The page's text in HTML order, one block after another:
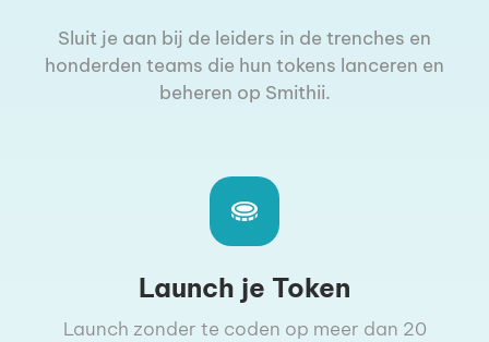
Sluit je aan bij de leiders in de trenches en
honderden teams die hun tokens lanceren en
beheren op Smithii.
Launch je Token
Launch zonder te coden op meer dan 20